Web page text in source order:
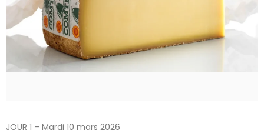
JOUR 1 – Mardi 10 mars 2026